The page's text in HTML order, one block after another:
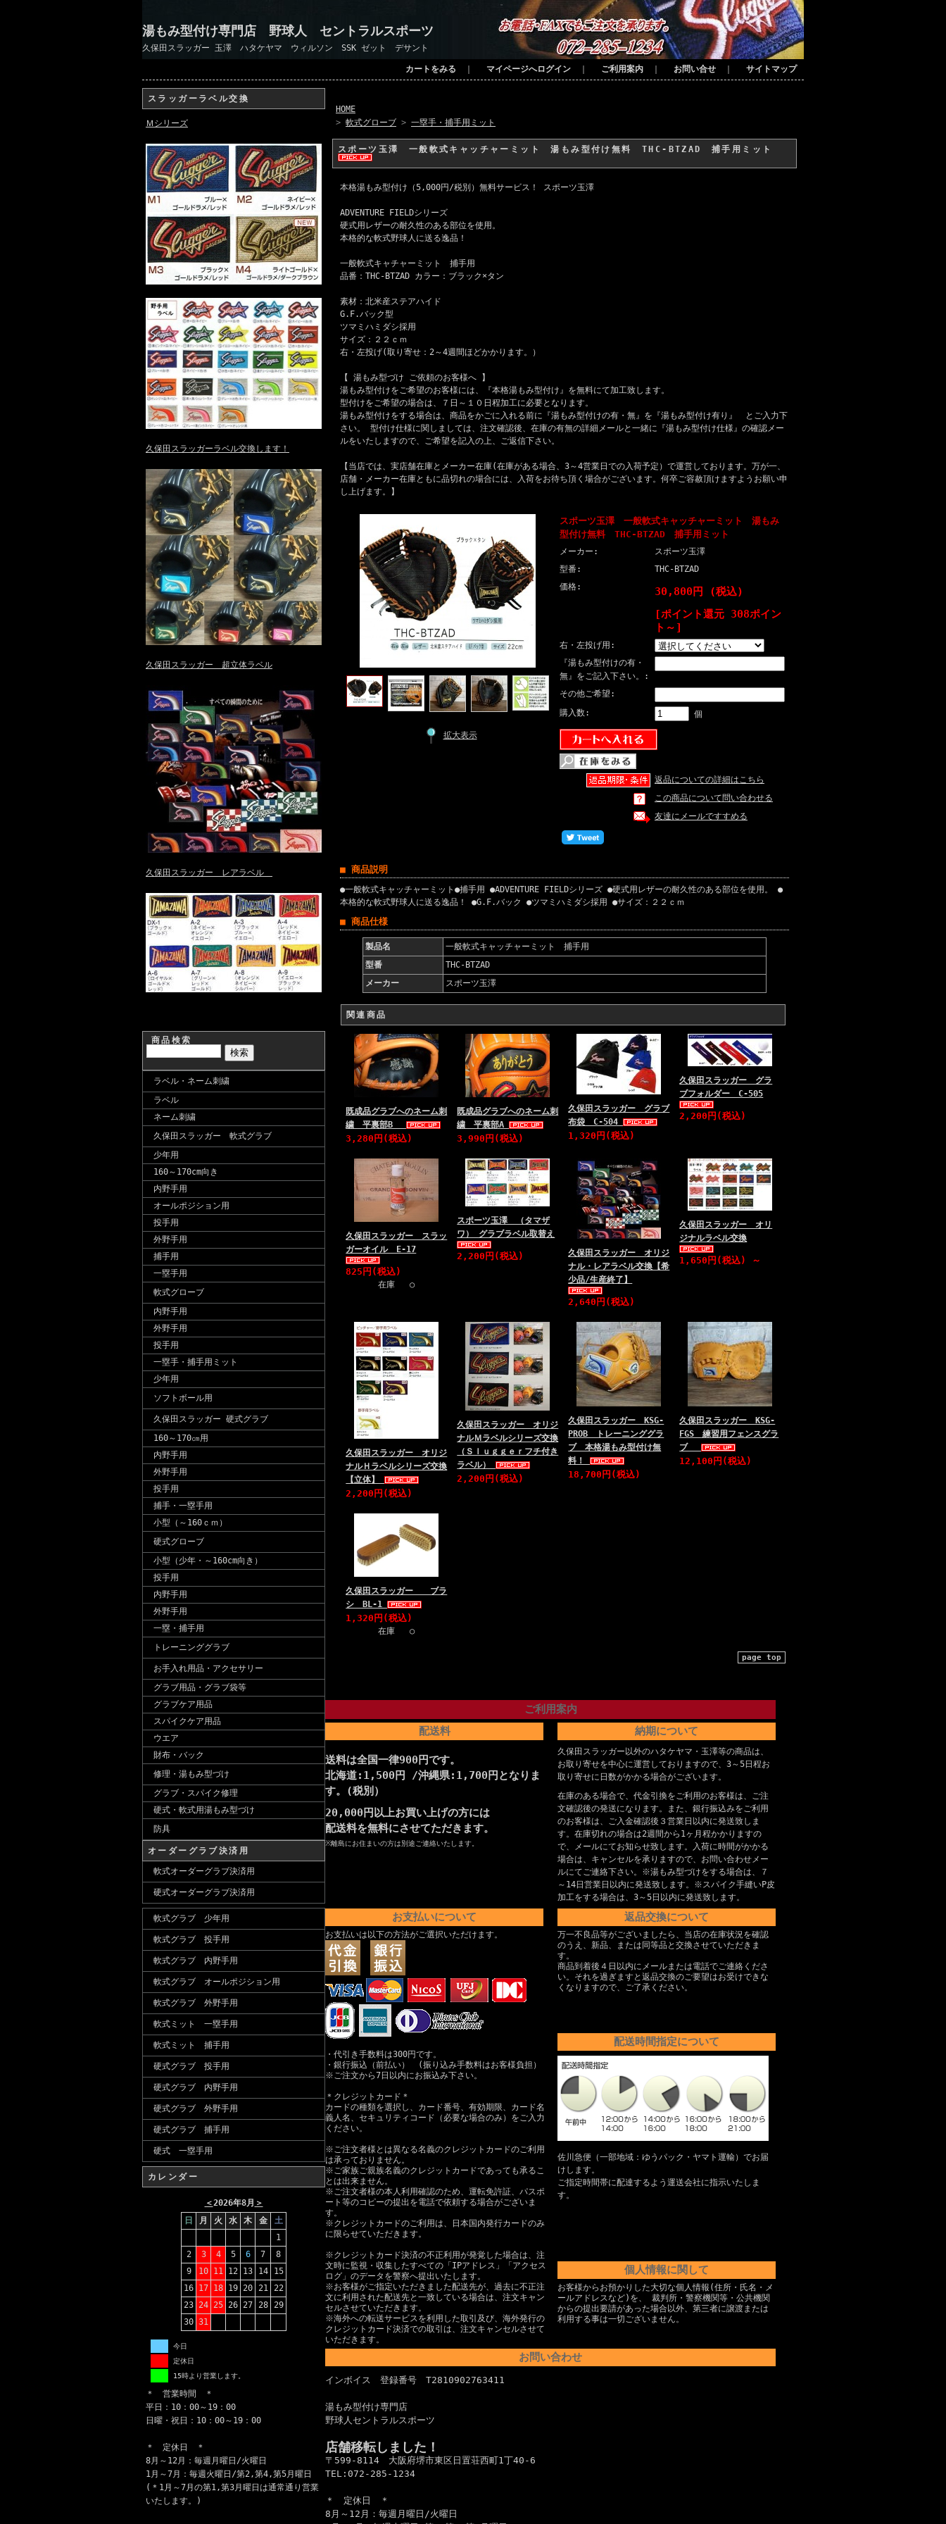
湯もみ型付け専門店 野球人 セントラルスポーツ
久保田スラッガー 玉澤 ハタケヤマ ウィルソン SSK ゼット デサント
カートをみる マイページへログイン ご利用案内 お問い合せ サイトマップ
スラッガーラベル交換
Ｍシリーズ
久保田スラッガーラベル交換します！
久保田スラッガー 超立体ラベル
久保田スラッガー レアラベル
商品検索
ラベル・ネーム刺繍
ラベル
ネーム刺繍
久保田スラッガー 軟式グラブ
少年用
160～170cm向き
内野手用
オールポジション用
投手用
外野手用
捕手用
一塁手用
軟式グローブ
内野手用
外野手用
投手用
一塁手・捕手用ミット
少年用
ソフトボール用
久保田スラッガー 硬式グラブ
160～170㎝用
内野手用
外野手用
投手用
捕手・一塁手用
小型（～160ｃｍ）
硬式グローブ
小型（少年・～160cm向き）
投手用
内野手用
外野手用
一塁・捕手用
トレーニンググラブ
お手入れ用品・アクセサリー
グラブ用品・グラブ袋等
グラブケア用品
スパイクケア用品
ウエア
財布・バック
修理・湯もみ型づけ
グラブ・スパイク修理
硬式・軟式用湯もみ型づけ
防具
オーダーグラブ決済用
軟式オーダーグラブ決済用
硬式オーダーグラブ決済用
軟式グラブ 少年用
軟式グラブ 投手用
軟式グラブ 内野手用
軟式グラブ オールポジション用
軟式グラブ 外野手用
軟式ミット 一塁手用
軟式ミット 捕手用
硬式グラブ 投手用
硬式グラブ 内野手用
硬式グラブ 外野手用
硬式グラブ 捕手用
硬式 一塁手用
カレンダー
＜2026年8月 ＞
日
月 火 水 木 金
土
1
2
3 4 5 6 7
8
9
10 11 12 13 14
15
16 17 18 19 20 21
22
23 24 25 26 27 28
29
30 31
今日
定休日
15時より営業します。
＊ 営業時間 ＊
平日：10：00～19：00
日曜・祝日：10：00～19：00
＊ 定休日 ＊
8月～12月：毎週月曜日/火曜日
1月～7月：毎週火曜日/第2,第4,第5月曜日
(＊1月～7月の第1,第3月曜日は通常通り営業
いたします。)
HOME
> 軟式グローブ > 一塁手・捕手用ミット
スポーツ玉澤 一般軟式キャッチャーミット 湯もみ型付け無料 THC-BTZAD 捕手用ミット
本格湯もみ型付け（5,000円/税別）無料サービス！ スポーツ玉澤
ADVENTURE FIELDシリーズ
硬式用レザーの耐久性のある部位を使用。
本格的な軟式野球人に送る逸品！
一般軟式キャチャーミット 捕手用
品番：THC-BTZAD カラー：ブラック×タン
素材：北米産ステアハイド
G.F.バック型
ツマミハミダシ採用
サイズ：２２ｃｍ
右・左投げ(取り寄せ：2～4週間ほどかかります。）
【 湯もみ型づけ ご依頼のお客様へ 】
湯もみ型付けをご希望のお客様には、『本格湯もみ型付け』を無料にて加工致します。
型付けをご希望の場合は、７日～１０日程加工に必要となります。
湯もみ型付けをする場合は、商品をかごに入れる前に『湯もみ型付けの有・無』を『湯もみ型付け有り』 とご入力下
さい。 型付け仕様に関しましては、注文確認後、在庫の有無の詳細メールと一緒に『湯もみ型付け仕様』の確認メー
ルをいたしますので、ご希望を記入の上、ご返信下さい。
【当店では、実店舗在庫とメーカー在庫(在庫がある場合、3～4営業日での入荷予定）で運営しております。万が一、
店舗・メーカー在庫ともに品切れの場合には、入荷をお待ち頂く場合がございます。何卒ご容赦頂けますようお願い申
し上げます。】
拡大表示
スポーツ玉澤 一般軟式キャッチャーミット 湯もみ
型付け無料 THC-BTZAD 捕手用ミット
メーカー:
スポーツ玉澤
型番:
THC-BTZAD
価格:
30,800円 (税込)
[ポイント還元 308ポイン
ト～]
右・左投げ用:
『湯もみ型付けの有・
無』をご記入下さい。:
その他ご希望:
購入数:
個
返品についての詳細はこちら
この商品について問い合わせる
友達にメールですすめる
■ 商品説明
●一般軟式キャッチャーミット●捕手用 ●ADVENTURE FIELDシリーズ ●硬式用レザーの耐久性のある部位を使用。 ●
本格的な軟式野球人に送る逸品！ ●G.F.バック ●ツマミハミダシ採用 ●サイズ：２２ｃｍ
■ 商品仕様
製品名
一般軟式キャッチャーミット 捕手用
型番
THC-BTZAD
メーカー
スポーツ玉澤
関連商品
既成品グラブへのネーム刺
繍 平裏部B
3,280円(税込)
既成品グラブへのネーム刺
繍 平裏部A
3,990円(税込)
久保田スラッガー グラブ
布袋 C-504
1,320円(税込)
久保田スラッガー グラ
ブフォルダー C-505
2,200円(税込)
久保田スラッガー スラッ
ガーオイル E-17
825円(税込)
在庫 ○
スポーツ玉澤 （タマザ
ワ） グラブラベル取替え
2,200円(税込)
久保田スラッガー オリジ
ナル・レアラベル交換【希
少品/生産終了】
2,640円(税込)
久保田スラッガー オリ
ジナルラベル交換
1,650円(税込) ～
久保田スラッガー オリジ
ナルＨラベルシリーズ交換
【立体】
2,200円(税込)
久保田スラッガー オリジ
ナルＭラベルシリーズ交換
（Ｓｌｕｇｇｅｒフチ付き
ラベル）
2,200円(税込)
久保田スラッガー KSG-
PROB トレーニンググラ
ブ 本格湯もみ型付け無
料！
18,700円(税込)
久保田スラッガー KSG-
FGS 練習用フェンスグラ
ブ
12,100円(税込)
久保田スラッガー ブラ
シ BL-1
1,320円(税込)
在庫 ○
page top
ご利用案内
配送料
送料は全国一律900円です。
北海道:1,500円 /沖縄県:1,700円となりま
す。(税別）
20,000円以上お買い上げの方には
配送料を無料にさせてただきます。
※離島にお住まいの方は別途ご連絡いたします。
納期について
久保田スラッガー以外のハタケヤマ・玉澤等の商品は、
お取り寄せを中心に運営しておりますので、3～5日程お
取り寄せに日数がかかる場合がございます。
在庫のある場合で、代金引換をご利用のお客様は、ご注
文確認後の発送になります。また、銀行振込みをご利用
のお客様は、ご入金確認後３営業日以内に発送致しま
す。在庫切れの場合は2週間から1ヶ月程かかりますの
で、メールにてお知らせ致します。入荷に時間がかかる
場合は、キャンセルを承りますので、お問い合わせメー
ルにてご連絡下さい。※湯もみ型づけをする場合は、７
～14日営業日以内に発送致します。※スパイク手縫いP皮
加工をする場合は、3～5日以内に発送致します。
お支払いについて
お支払いは以下の方法がご選択いただけます。
・代引き手数料は300円です。
・銀行振込（前払い） (振り込み手数料はお客様負担）
※ご注文から7日以内にお振込み下さい。
＊クレジットカード＊
カードの種類を選択し、カード番号、有効期限、カード名
義人名、セキュリティコード（必要な場合のみ）をご入力
ください。
※ご注文者様とは異なる名義のクレジットカードのご利用
は承っておりません。
※ご家族ご親族名義のクレジットカードであっても承るこ
とは出来ません。
※ご注文者様の本人利用確認のため、運転免許証、パスポ
ート等のコピーの提出を電話で依頼する場合がございま
す。
※クレジットカードのご利用は、日本国内発行カードのみ
に限らせていただきます。
※クレジットカード決済の不正利用が発覚した場合は、注
文時に監視・収集したすべての「IPアドレス」「アクセス
ログ」のデータを警察へ提出いたします。
※お客様がご指定いただきました配送先が、過去に不正注
文に利用された配送先と一致している場合は、注文キャン
セルさせていただきます。
※海外への転送サービスを利用した取引及び、海外発行の
クレジットカード決済での取引は、注文キャンセルさせて
いただきます。
返品交換について
万一不良品等がございましたら、当店の在庫状況を確認
のうえ、新品、または同等品と交換させていただきま
す。
商品到着後４日以内にメールまたは電話でご連絡くださ
い。それを過ぎますと返品交換のご要望はお受けできな
くなりますので、ご了承ください。
配送時間指定について
佐川急便（一部地域：ゆうパック・ヤマト運輸）でお届
けします。
ご指定時間帯に配達するよう運送会社に指示いたしま
す。
個人情報に関して
お客様からお預かりした大切な個人情報(住所・氏名・メ
ールアドレスなど)を、 裁判所・警察機関等・公共機関
からの提出要請があった場合以外、第三者に譲渡または
利用する事は一切ございません。
お問い合わせ
インボイス 登録番号 T2810902763411
湯もみ型付け専門店
野球人セントラルスポーツ
店舗移転しました！
〒599-8114 大阪府堺市東区日置荘西町1丁40-6
TEL:072-285-1234
＊ 定休日 ＊
8月～12月：毎週月曜日/火曜日